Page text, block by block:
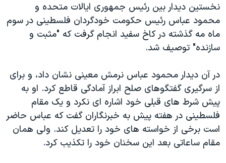
صفحه‌های ویژه
سفر پرزیدنت ترامپ به چین
نخستین دیدار بین رئیس جمهوری ایالات متحده و
محمود عباس رئیس حکومت خودگردان فلسطینی در سوم
ماه مه گذشته در کاخ سفید انجام گرفت که "مثبت و
سازنده" توصیف شد.
در آن دیدار محمود عباس نرمش معینی نشان داد، و برای
از سرگیری گفتگوهای صلح ابراز آمادگی قاطع کرد. او به
پیش شرط های قبلی خود اشاره ای نکرد و یک مقام
فلسطینی در هفته پیش به خبرنگاران گفت که عباس حاضر
است برخی از خواسته های خود را تعدیل کند. ولی همان
مقام ساعاتی بعد این سخنان خود را تکذیب کرد.